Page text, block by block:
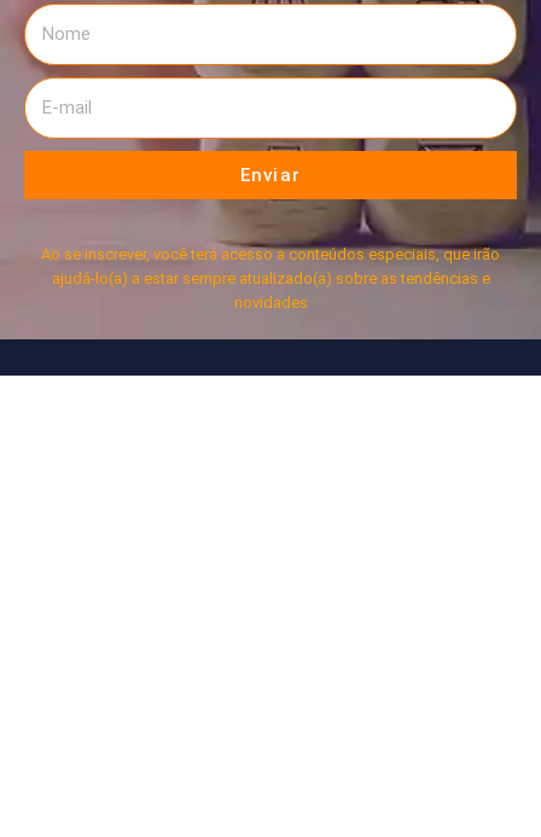
Enviar
Ao se inscrever, você terá acesso a conteúdos especiais, que irão
ajudá-lo(a) a estar sempre atualizado(a) sobre as tendências e
novidades